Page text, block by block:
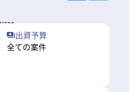
出資予算
全ての案件